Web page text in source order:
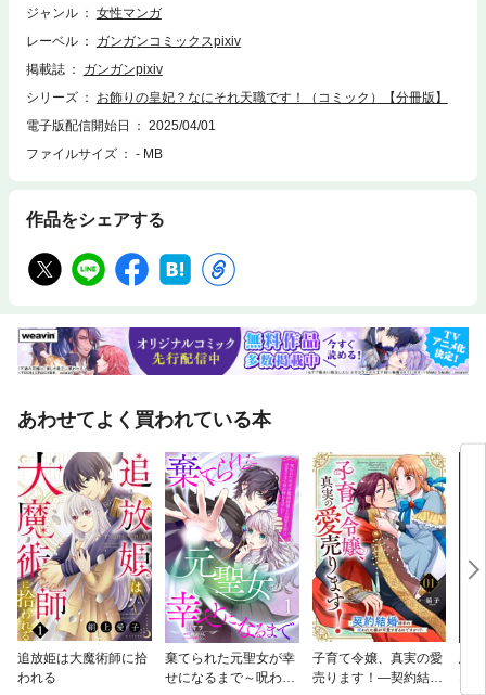
Yukino Yukino (C)2025 Kana Yuki (C)2025 Sayu Yudono
ジャンル
女性マンガ
レーベル
ガンガンコミックスpixiv
掲載誌
ガンガンpixiv
シリーズ
お飾りの皇妃？なにそれ天職です！（コミック）【分冊版】
電子版配信開始日
2025/04/01
ファイルサイズ
- MB
作品をシェアする
あわせてよく買われている本
追放姫は大魔術師に拾
われる
棄てられた元聖女が幸
せになるまで～呪われ
子育て令嬢、真実の愛
売ります！—契約結婚
悪
な